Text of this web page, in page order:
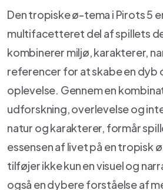
Den tropiske ø-tema i Pirots 5
multifacetteret del af spillets
kombinerer miljø, karakterer,
referencer for at skabe en dyb
oplevelse. Gennem en
udforskning, overlevelse og
natur og karakterer, formår
essensen af livet på en tropisk
tilføjer ikke kun en visuel og
også en dybere forståelse af